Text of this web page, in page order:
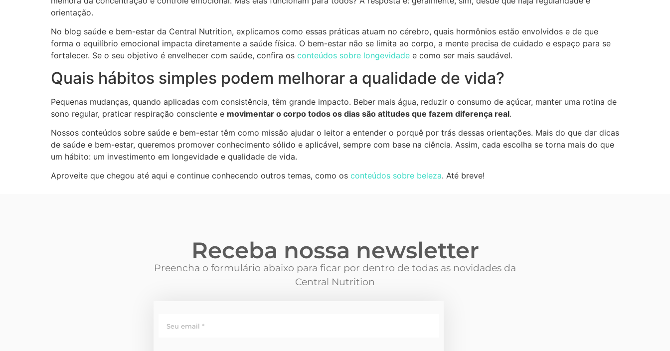
orientação.
No blog saúde e bem-estar da Central Nutrition, explicamos como essas práticas atuam no cérebro, quais hormônios estão envolvidos e de que
forma o equilíbrio emocional impacta diretamente a saúde física. O bem-estar não se limita ao corpo, a mente precisa de cuidado e espaço para se
fortalecer. Se o seu objetivo é envelhecer com saúde, confira os conteúdos sobre longevidade e como ser mais saudável.
Quais hábitos simples podem melhorar a qualidade de vida?
Pequenas mudanças, quando aplicadas com consistência, têm grande impacto. Beber mais água, reduzir o consumo de açúcar, manter uma rotina de
sono regular, praticar respiração consciente e movimentar o corpo todos os dias são atitudes que fazem diferença real.
Nossos conteúdos sobre saúde e bem-estar têm como missão ajudar o leitor a entender o porquê por trás dessas orientações. Mais do que dar dicas
de saúde e bem-estar, queremos promover conhecimento sólido e aplicável, sempre com base na ciência. Assim, cada escolha se torna mais do que
um hábito: um investimento em longevidade e qualidade de vida.
Aproveite que chegou até aqui e continue conhecendo outros temas, como os conteúdos sobre beleza. Até breve!
Receba nossa newsletter
Preencha o formulário abaixo para ficar por dentro de todas as novidades da
Central Nutrition